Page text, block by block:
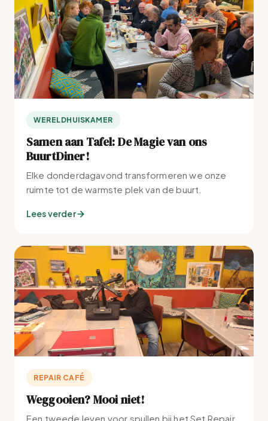
WERELDHUISKAMER
Samen aan Tafel: De Magie van ons
BuurtDiner!
Elke donderdagavond transformeren we onze
ruimte tot de warmste plek van de buurt.
Lees verder
REPAIR CAFÉ
Weggooien? Mooi niet!
Een tweede leven voor spullen bij het Set Repair